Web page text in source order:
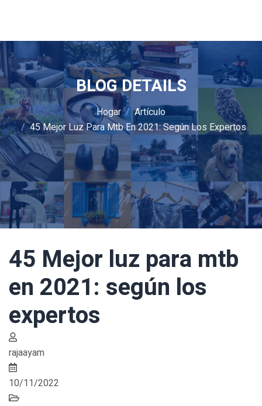
BLOG DETAILS
Hogar
Artículo
45 Mejor Luz Para Mtb En 2021: Según Los Expertos
45 Mejor luz para mtb
en 2021: según los
expertos
rajaayam
10/11/2022